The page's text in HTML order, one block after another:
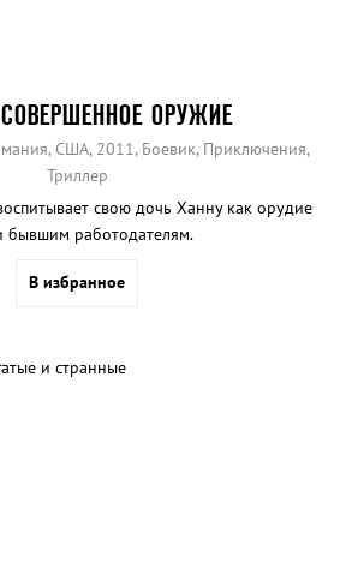
ОРУЖИЕ
США, 2011, Боевик, Приключения,
Триллер
свою дочь Ханну как орудие
бывшим работодателям.
В избранное